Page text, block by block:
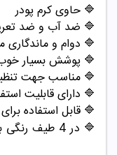
🔷 حاوی کرم پودر
🔷 ضد آب و ضد
🔷 دوام و
🔷 پوشش بسیار
🔷 مناسب جهت
🔷 دارای قابلیت
🔷 قابل استفاده
🔷 در 4 طیف رنگی بژ روشن، بژ طبیعی، بز تیره و کاراملی